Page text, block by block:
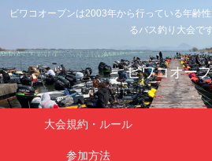
ビワコオープンは2003年から行っている年齢
るバス釣り大会です
ビワコオー
大会規約・ルール
参加方法